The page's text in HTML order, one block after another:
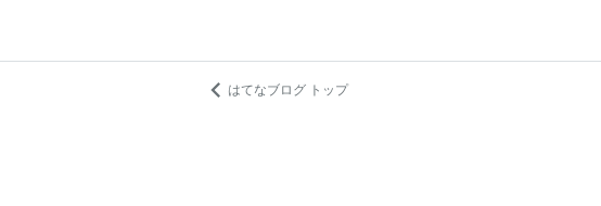
はてなブログ トップ